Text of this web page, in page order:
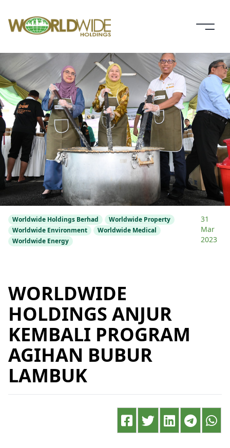
Worldwide Holdings Berhad
Worldwide Property
Worldwide Environment
Worldwide Medical
Worldwide Energy
31
Mar
2023
WORLDWIDE
HOLDINGS ANJUR
KEMBALI PROGRAM
AGIHAN BUBUR
LAMBUK